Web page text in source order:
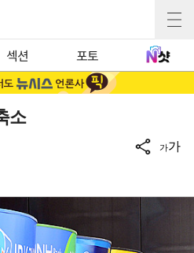
섹션 포토
소
가가